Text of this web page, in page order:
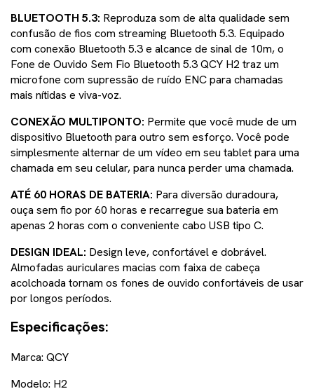
BLUETOOTH 5.3: Reproduza som de alta qualidade sem
confusão de fios com streaming Bluetooth 5.3. Equipado
com conexão Bluetooth 5.3 e alcance de sinal de 10m, o
Fone de Ouvido Sem Fio Bluetooth 5.3 QCY H2 traz um
microfone com supressão de ruído ENC para chamadas
mais nítidas e viva-voz.
CONEXÃO MULTIPONTO: Permite que você mude de um
dispositivo Bluetooth para outro sem esforço. Você pode
simplesmente alternar de um vídeo em seu tablet para uma
chamada em seu celular, para nunca perder uma chamada.
ATÉ 60 HORAS DE BATERIA: Para diversão duradoura,
ouça sem fio por 60 horas e recarregue sua bateria em
apenas 2 horas com o conveniente cabo USB tipo C.
DESIGN IDEAL: Design leve, confortável e dobrável.
Almofadas auriculares macias com faixa de cabeça
acolchoada tornam os fones de ouvido confortáveis de usar
por longos períodos.
Especificações:
Marca: QCY
Modelo: H2